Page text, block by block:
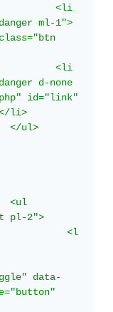
ml-1">
d-none
id="link"
pl-2">
data-